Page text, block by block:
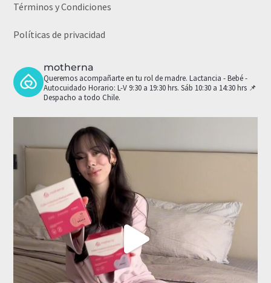
Términos y Condiciones
Políticas de privacidad
motherna
Queremos acompañarte en tu rol de madre. Lactancia - Bebé -
Autocuidado Horario: L-V 9:30 a 19:30 hrs. Sáb 10:30 a 14:30 hrs 📌
Despacho a todo Chile.